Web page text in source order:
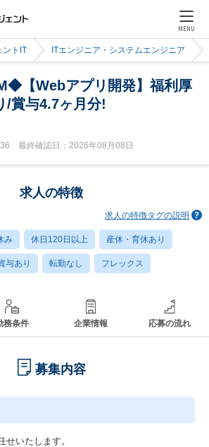
MENU
ントIT ITエンジニア・システムエンジニア
【Webアプリ開発】福利厚
/賞与4.7ヶ月分!
最終確認日：2026年08月08日
求人の特徴
求人の特徴タグの説明
み 休日120日以上 産休・育休あり
与あり 転勤なし フレックス
務条件 企業情報 応募の流れ
募集内容
せいたします。